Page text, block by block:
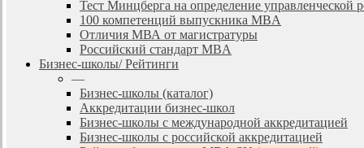
Тест Минцберга на определение управленческой
100 компетенций выпускника MBA
Отличия МВА от магистратуры
Российский стандарт MBA
Бизнес-школы/ Рейтинги
—
Бизнес-школы (каталог)
Аккредитации бизнес-школ
Бизнес-школы с международной аккредитацией
Бизнес-школы с российской аккредитацией